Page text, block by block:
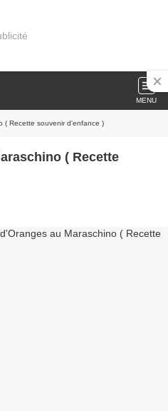
MENU
( Recette souvenir d'enfance )
( Recette